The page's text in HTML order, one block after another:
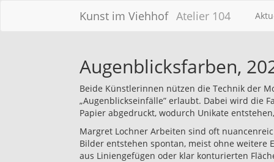
Kunst im Viehhof Atelier 104
Augenblicksfarben,
Beide Künstlerinnen nützen die Technik der
„Augenblickseinfälle” erlaubt. Dabei wird die
Papier abgedruckt, wodurch Unikate
Margret Lochner Arbeiten sind oft
Bilder entstehen spontan, meist ohne weitere
aus Liniengefügen oder klar konturierten